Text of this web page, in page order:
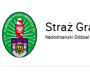
Straż
Nadodrzański